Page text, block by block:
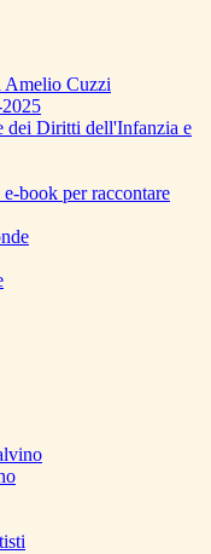
Amelio Cuzzi
dei Diritti dell'Infanzia e
book per raccontare